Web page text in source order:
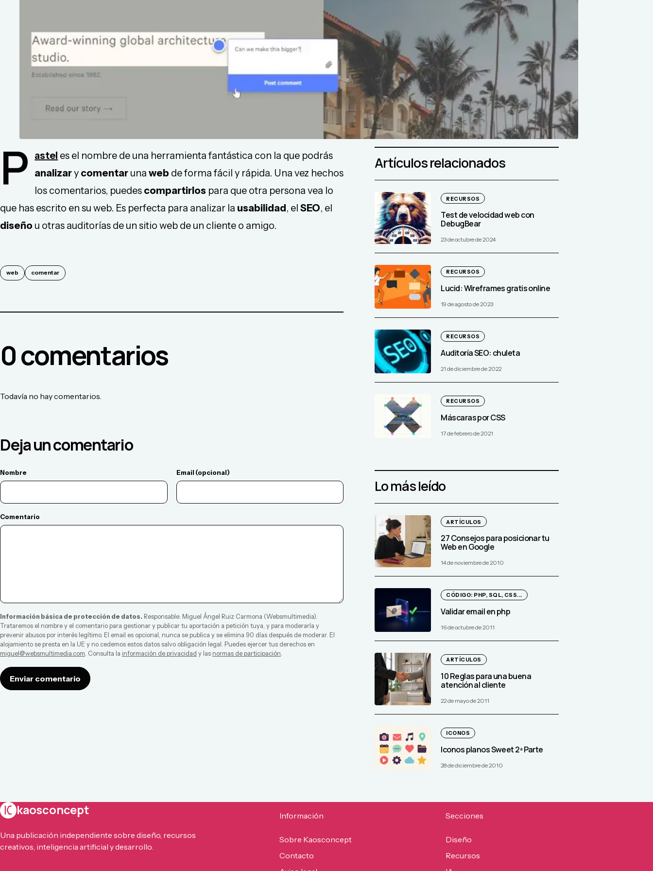
P astel es el nombre de una herramienta fantástica con la que podrás
analizary comentar unaweb de forma fácil y rápida. Una vez hechos
los comentarios, puedes compartirlos para que otra persona vea lo
que has escrito en su web. Es perfecta para analizar la usabilidad, el SEO, el
diseño u otras auditorías de un sitio web de un cliente o amigo.
web comentar
0comentarios
Todavía no hay comentarios.
Deja un comentario
Nombre Email (opcional)
Comentario
Información básica de protección de datos. Responsable: Miguel Ángel Ruiz Carmona (Websmultimedia).
Trataremos el nombre y el comentario para gestionar y publicar tu aportación a petición tuya, y para moderarla y
prevenir abusos por interés legítimo. El email es opcional, nunca se publica y se elimina 90 días después de moderar. El
alojamiento se presta en la UE y no cedemos estos datos salvo obligación legal. Puedes ejercer tus derechos en
miguel@websmultimedia.com . Consulta la información de privacidad y las normas de participación
Enviar comentario
Artículos relacionados
RECURSOS
Test de velocidad web con
DebugBear
23 de octubre de 2024
RECURSOS
Lucid: Wireframes gratis online
19 de agosto de 2023
RECURSOS
Auditoría SEO: chuleta
21 de diciembre de 2022
RECURSOS
Máscaras por CSS
17 de febrero de 2021
Lo más leído
ARTÍCULOS
27 Consejos para posicionar tu
Web en Google
14 de noviembre de 2010
CÓDIGO: PHP, SQL, CSS...
Validar email en php
16 de octubre de 2011
ARTÍCULOS
10 Reglas para una buena
atención al cliente
22 de mayo de 2011
ICONOS
Iconos planos Sweet 2ª Parte
28 de diciembre de 2010
kaosconcept
Una publicación independiente sobre diseño, recursos
creativos, inteligencia artificial y desarrollo.
Información
Sobre Kaosconcept
Contacto
Secciones
Diseño
Recursos